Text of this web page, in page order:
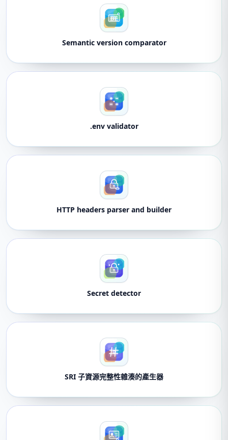
Semantic version comparator
.env validator
HTTP headers parser and builder
Secret detector
SRI 子資源完整性雜湊的產生器